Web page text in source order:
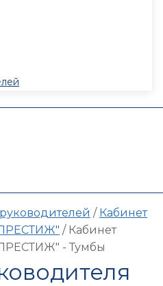
/ Кабинет
/ Кабинет
- Тумбы